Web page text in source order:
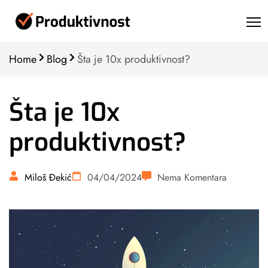
Home Blog Šta je 10x produktivnost?
Šta je 10x
produktivnost?
Miloš Đekić 04/04/2024 Nema Komentara